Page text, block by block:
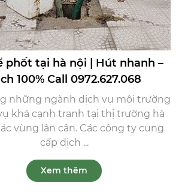
phốt tại hà nội | Hút nhanh –
100% Call 0972.627.068
những ngành dịch vụ môi trường
khá cạnh tranh tại thị trường hà
vùng lân cận. Các công ty cung
cấp dịch ...
Xem thêm